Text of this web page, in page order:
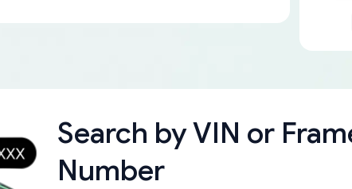
Search byVIN or
Number